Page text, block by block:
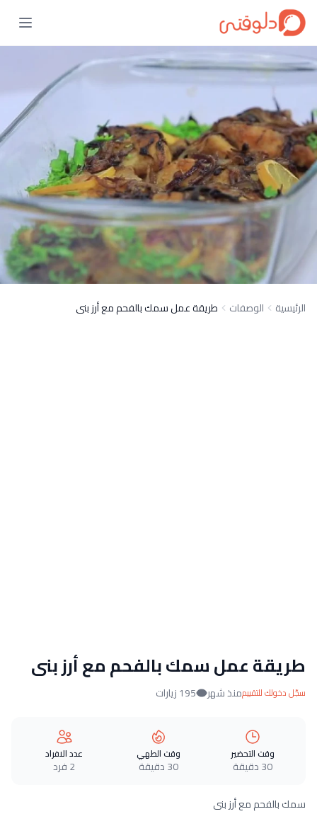
الرئيسية الوصفات طريقة عمل سمك بالفحم مع أرز بنى
طريقة عمل سمك بالفحم مع أرز بنى
سجّل دخولك للتقييممنذ شهر 195 زيارات
وقت التحضير
30 دقيقة
وقت الطهي
30 دقيقة
عدد الافراد
2 فرد
سمك بالفحم مع أرز بنى